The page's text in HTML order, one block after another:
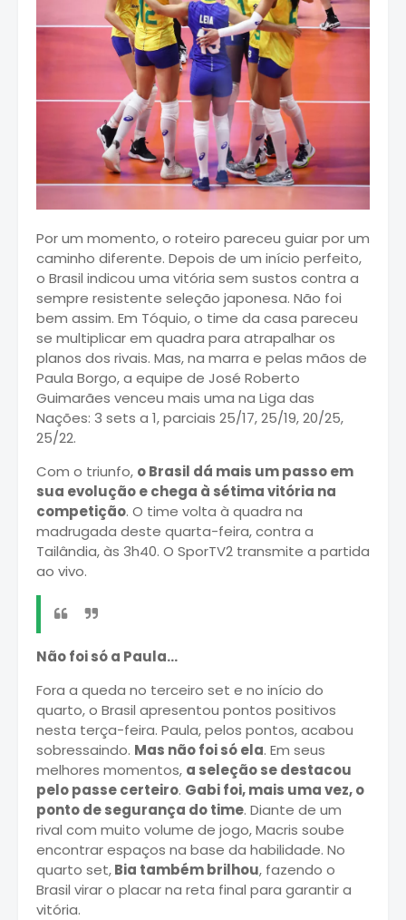
Por um momento, o roteiro pareceu guiar por um
caminho diferente. Depois de um início perfeito,
o Brasil indicou uma vitória sem sustos contra a
sempre resistente seleção japonesa. Não foi
bem assim. Em Tóquio, o time da casa pareceu
se multiplicar em quadra para atrapalhar os
planos dos rivais. Mas, na marra e pelas mãos de
Paula Borgo, a equipe de José Roberto
Guimarães venceu mais uma na Liga das
Nações: 3 sets a 1, parciais 25/17, 25/19, 20/25,
25/22.
Com o triunfo, o Brasil dá mais um passo em
sua evolução e chega à sétima vitória na
competição. O time volta à quadra na
madrugada deste quarta-feira, contra a
Tailândia, às 3h40. O SporTV2 transmite a partida
ao vivo.
Não foi só a Paula...
Fora a queda no terceiro set e no início do
quarto, o Brasil apresentou pontos positivos
nesta terça-feira. Paula, pelos pontos, acabou
sobressaindo. Mas não foi só ela. Em seus
melhores momentos, a seleção se destacou
pelo passe certeiro. Gabi foi, mais uma vez, o
ponto de segurança do time. Diante de um
rival com muito volume de jogo, Macris soube
encontrar espaços na base da habilidade. No
quarto set,Bia também brilhou, fazendo o
Brasil virar o placar na reta final para garantir a
vitória.